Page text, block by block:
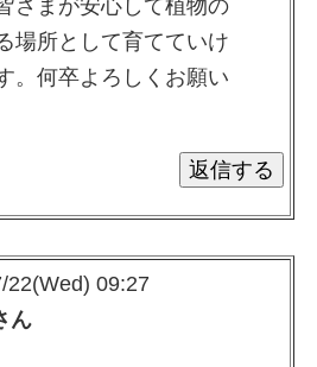
さまが安心して植物の
場所として育てていけ
。何卒よろしくお願い
22(Wed) 09:27
ん